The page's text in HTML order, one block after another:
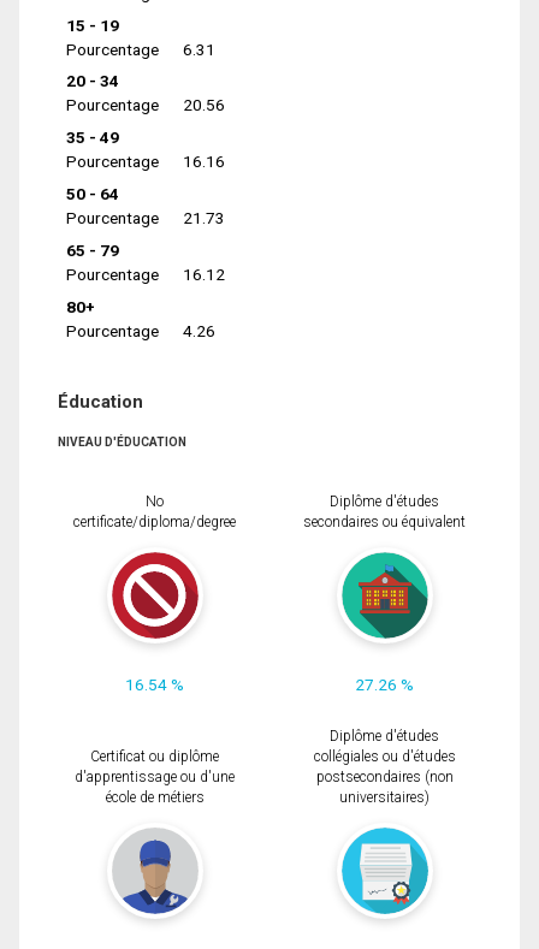
15 - 19
Pourcentage
6.31
20 - 34
Pourcentage
20.56
35 - 49
Pourcentage
16.16
50 - 64
Pourcentage
21.73
65 - 79
Pourcentage
16.12
80+
Pourcentage
4.26
Éducation
NIVEAU D'ÉDUCATION
No
certificate/diploma/degree
16.54 %
Diplôme d'études
secondaires ou équivalent
27.26 %
Certificat ou diplôme
d'apprentissage ou d'une
école de métiers
Diplôme d'études
collégiales ou d'études
postsecondaires (non
universitaires)